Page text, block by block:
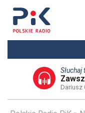
Słuchaj
Dariusz